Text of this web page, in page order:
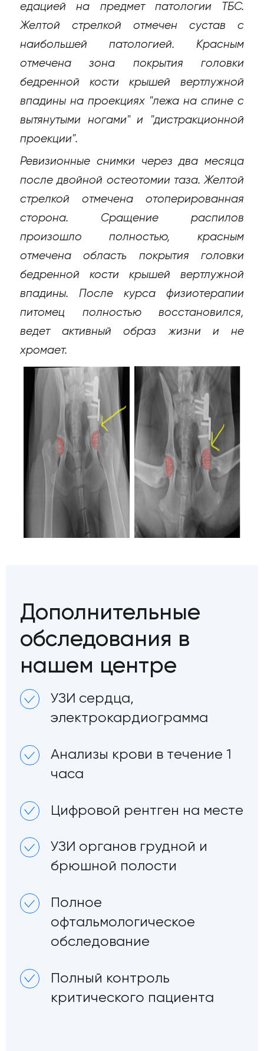
едацией на предмет патологии ТБС.
Желтой стрелкой отмечен сустав с
наибольшей патологией. Красным
отмечена зона покрытия головки
бедренной кости крышей вертлужной
впадины на проекциях "лежа на спине с
вытянутыми ногами" и "дистракционной
проекции".
Ревизионные снимки через два месяца
после двойной остеотомии таза. Желтой
стрелкой отмечена отоперированная
сторона. Сращение распилов
произошло полностью, красным
отмечена область покрытия головки
бедренной кости крышей вертлужной
впадины. После курса физиотерапии
питомец полностью восстановился,
ведет активный образ жизни и не
хромает.
Дополнительные
обследования в
нашем центре
УЗИ сердца,
электрокардиограмма
Анализы крови в течение 1
часа
Цифровой рентген на месте
УЗИ органов грудной и
брюшной полости
Полное
офтальмологическое
обследование
Полный контроль
критического пациента